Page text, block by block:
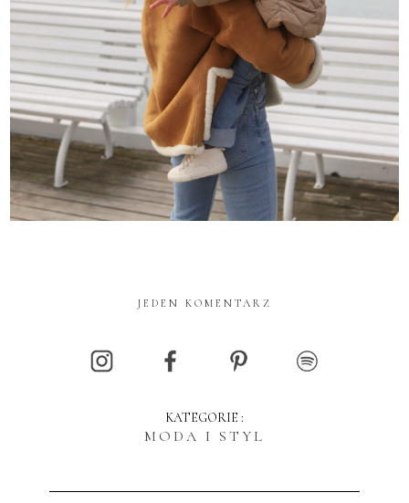
JEDEN KOMENTARZ
KATEGORIE :
MODA I STYL